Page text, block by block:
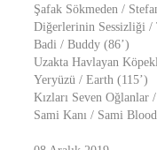
Şafak Sökmeden /
Diğerlerinin Sessizliği /
Badi / Buddy (86’)
Uzakta Havlayan
Yeryüzü / Earth (115’)
Kızları Seven
Sami Kanı / Sami